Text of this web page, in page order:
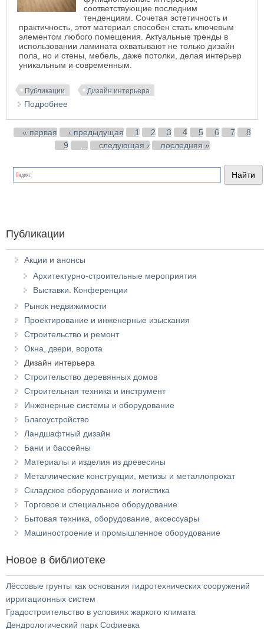
соответствующие последним
тенденциям. Сочетая эстетичность и
практичность, этот материал способен стать ключевым
элементом любого помещения. Актуальные тренды в
использовании ламината охватывают не только дизайн
пола, но и стены, мебель, даже потолки, делая интерьер
уникальным и современным.
Публикации Дизайн интерьера
Подробнее
Страницы
« первая ‹ предыдущая 1 2 3 4 5 6 7
8
9
следующая › последняя »
Публикации
Акции и анонсы
Архитектурно-строительные мероприятия
Выставки. Конференции
Рынок недвижимости
Проектирование и инженерные изыскания
Строительство и ремонт
Окна, двери, ворота
Дизайн интерьера
Строительство деревянных домов
Строительная техника и инструмент
Инженерные системы и оборудование
Благоустройство
Ландшафтный дизайн
Бани и бассейны
Материалы и изделия из древесины
Металлические конструкции, метизы и металлопрокат
Складское оборудование и логистика
Торговое и специальное оборудование
Бытовая техника, оборудование, аксессуары
Машиностроение и промышленное оборудование
Новое в библиотеке
Лёссовые грунты как основания гидротехнических сооружений
ирригационных систем
Градостроительство в условиях жаркого климата
Дендрологический парк Софиевка